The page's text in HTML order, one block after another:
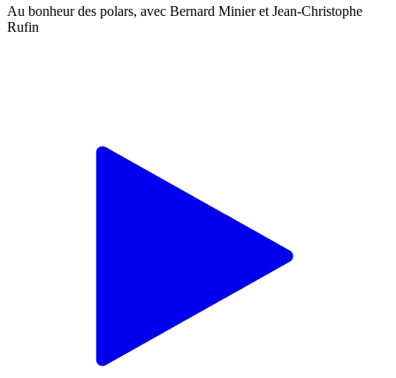
Au bonheur des polars, avec Bernard Minier et Jean-Christophe
Rufin